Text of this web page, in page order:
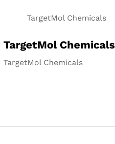
TargetMol Chemicals
TargetMol Chemicals
TargetMol Chemicals